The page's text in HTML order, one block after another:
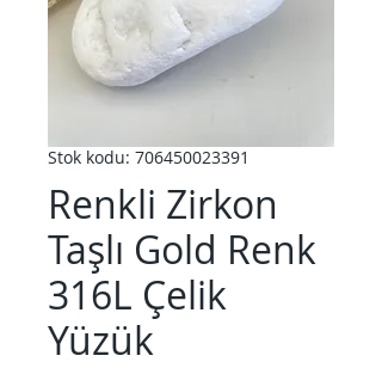
Stok kodu: 706450023391
Renkli Zirkon
Taşlı Gold Renk
316L Çelik
Yüzük